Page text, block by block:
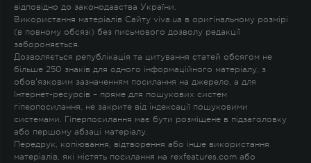
відповідно до законодавства України.
Використання матеріалів Сайту viva.ua в оригінальному розмірі
(в повному обсязі) без письмового дозволу редакції
забороняється.
Дозволяється републікація та цитування статей обсягом не
більше 250 знаків для одного інформаційного матеріалу, з
обов'язковим зазначенням посилання на джерело, а для
Інтернет-ресурсів – пряме для пошукових систем
гіперпосилання, не закрите від індексації пошуковими
системами. Гіперпосилання має бути розміщене в підзаголовку
або першому абзаці матеріалу.
Передрук, копіювання, відтворення або інше використання
матеріалів, які містять посилання на rexfeatures.com або